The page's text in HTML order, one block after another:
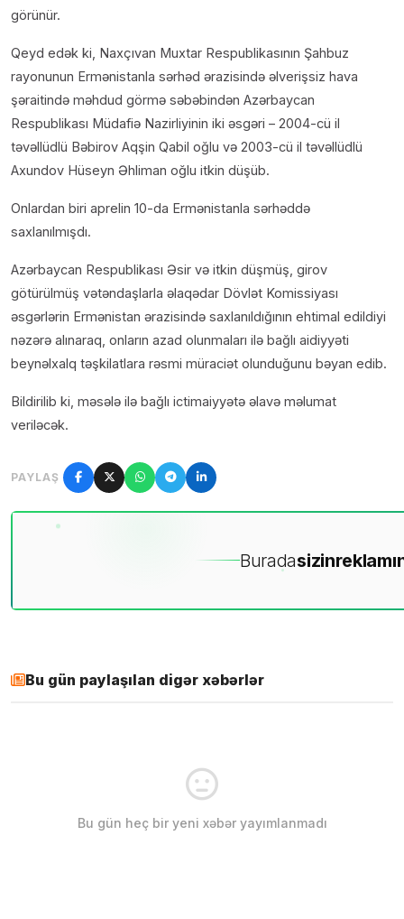
görünür.
Qeyd edək ki, Naxçıvan Muxtar Respublikasının Şahbuz
rayonunun Ermənistanla sərhəd ərazisində əlverişsiz hava
şəraitində məhdud görmə səbəbindən Azərbaycan
Respublikası Müdafiə Nazirliyinin iki əsgəri – 2004-cü il
təvəllüdlü Bəbirov Aqşin Qabil oğlu və 2003-cü il təvəllüdlü
Axundov Hüseyn Əhliman oğlu itkin düşüb.
Onlardan biri aprelin 10-da Ermənistanla sərhəddə
saxlanılmışdı.
Azərbaycan Respublikası Əsir və itkin düşmüş, girov
götürülmüş vətəndaşlarla əlaqədar Dövlət Komissiyası
əsgərlərin Ermənistan ərazisində saxlanıldığının ehtimal edildiyi
nəzərə alınaraq, onların azad olunmaları ilə bağlı aidiyyəti
beynəlxalq təşkilatlara rəsmi müraciət olunduğunu bəyan edib.
Bildirilib ki, məsələ ilə bağlı ictimaiyyətə əlavə məlumat
veriləcək.
PAYLAŞ
Buradasizin
Bu gün paylaşılan digər xəbərlər
Bu gün heç bir yeni xəbər yayımlanmadı